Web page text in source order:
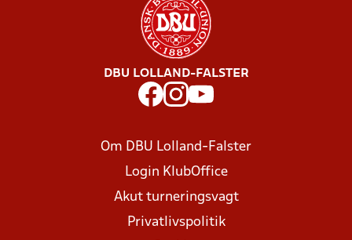
DBU LOLLAND-FALSTER
Om DBU Lolland-Falster
Login KlubOffice
Akut turneringsvagt
Privatlivspolitik